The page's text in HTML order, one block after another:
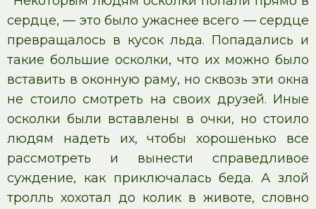
сердце, — это было ужаснее всего — сердце
превращалось в кусок льда. Попадались и
такие большие осколки, что их можно было
вставить в оконную раму, но сквозь эти окна
не стоило смотреть на своих друзей. Иные
осколки были вставлены в очки, но стоило
людям надеть их, чтобы хорошенько все
рассмотреть и вынести справедливое
суждение, как приключалась беда. А злой
тролль хохотал до колик в животе, словно